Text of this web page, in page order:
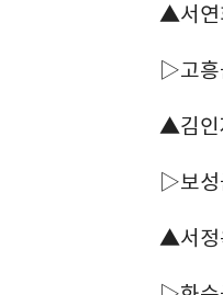
▲서연
▷고흥
▲김인
▷보성
▲서정